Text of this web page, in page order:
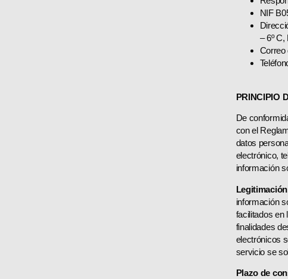
NIF
– 6º
Correo
PRINCIPIO
De
con el
datos
electrónico,
información
información
facilitados en
finalidades
electrónicos
servicio se
Plazo de